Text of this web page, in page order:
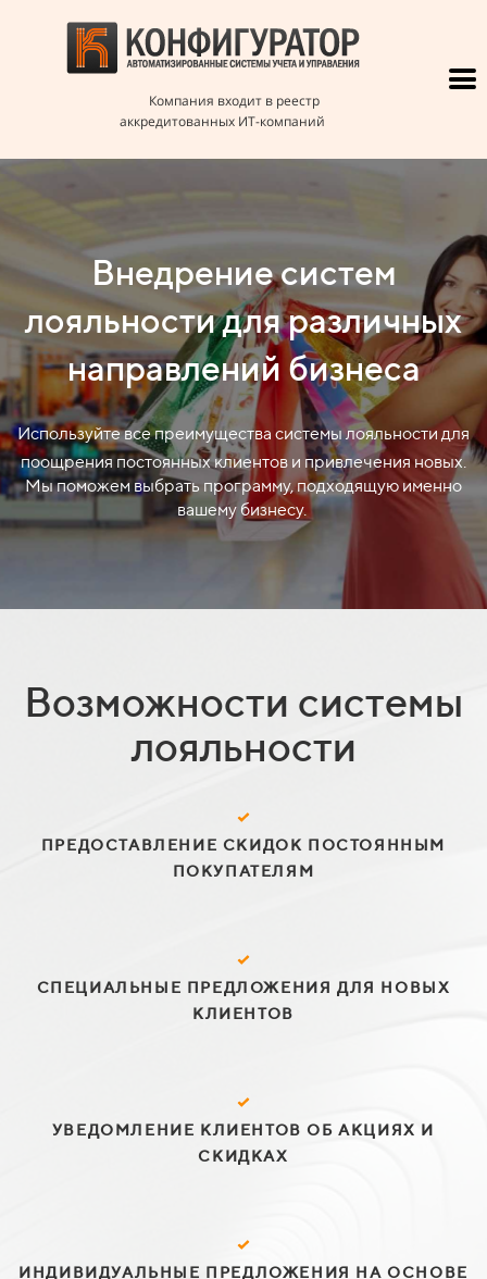
Компания входит в реестр
аккредитованных ИТ-компаний
Внедрение систем
лояльности для различных
направлений бизнеса
Используйте все преимущества системы лояльности для
поощрения постоянных клиентов и привлечения новых.
Мы поможем выбрать программу, подходящую именно
вашему бизнесу.
Возможности системы
лояльности
ПРЕДОСТАВЛЕНИЕ СКИДОК ПОСТОЯННЫМ
ПОКУПАТЕЛЯМ
СПЕЦИАЛЬНЫЕ ПРЕДЛОЖЕНИЯ ДЛЯ НОВЫХ
КЛИЕНТОВ
УВЕДОМЛЕНИЕ КЛИЕНТОВ ОБ АКЦИЯХ И
СКИДКАХ
ИНДИВИДУАЛЬНЫЕ ПРЕДЛОЖЕНИЯ НА ОСНОВЕ